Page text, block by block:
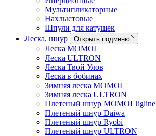
Мультипликаторные
Нахлыстовые
Шпули для катушек
Леска, шнур
Открыть подменю
Леска MOMOI
Леска ULTRON
Леска Твой Улов
Леска в бобинах
Зимняя леска MOMOI
Зимняя леска ULTRON
Плетеный шнур MOMOI Jigline
Плетеный шнур Daiwa
Плетеный шнур Ryobi
Плетеный шнур ULTRON